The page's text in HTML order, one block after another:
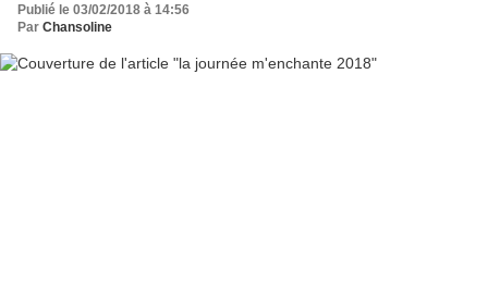
Publié le 03/02/2018 à 14:56
Par Chansoline